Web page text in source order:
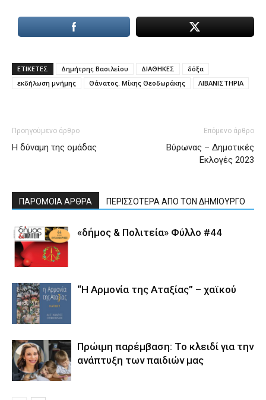
ΕΤΙΚΕΤΕΣ Δημήτρης Βασιλείου ΔΙΑΘΗΚΕΣ
δόξα
εκδήλωση μνήμης
Θάνατος. Μίκης Θεοδωράκης ΛΙΒΑΝΙΣΤΗΡΙΑ
Προηγούμενο άρθρο
Η δύναμη της ομάδας
Επόμενο άρθρο
Βύρωνας – Δημοτικές
Εκλογές 2023
ΠΑΡΟΜΟΙΑ ΑΡΘΡΑ ΠΕΡΙΣΣΟΤΕΡΑ ΑΠΟ ΤΟΝ ΔΗΜΙΟΥΡΓΟ
«δήμος & Πολιτεία» Φύλλο #44
“Η Αρμονία της Αταξίας” – χαϊκού
Πρώιμη παρέμβαση: Το κλειδί για την
ανάπτυξη των παιδιών µας